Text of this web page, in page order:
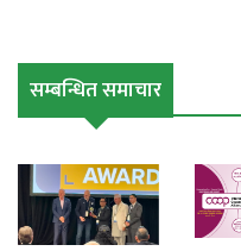
सम्बन्धित समाचार